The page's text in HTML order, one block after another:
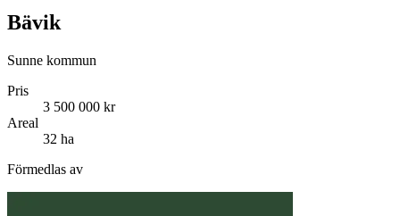
Bävik
Sunne kommun
Pris
3 500 000 kr
Areal
32 ha
Förmedlas av